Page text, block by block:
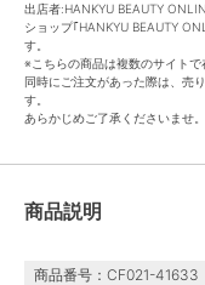
出店者:HANKYU BEAUTY
ショップ｢HANKYU BEAUTY
す。
※こちらの商品は複数のサイトで
同時にご注文があった際は、売
す。
あらかじめご了承くださいませ。
商品説明
商品番号：CF021-41633